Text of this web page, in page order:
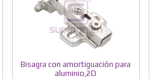
Bisagra con amortiguación para
aluminio,2D